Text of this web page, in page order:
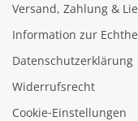
Versand, Zahlung &
Information zur
Datenschutzerklärung
Widerrufsrecht
Cookie‑Einstellungen